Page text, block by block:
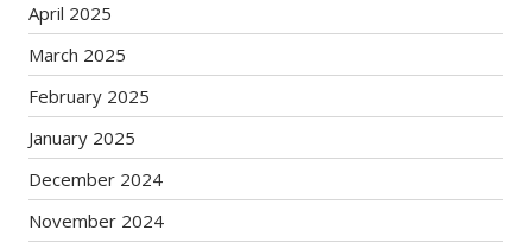
April 2025
March 2025
February 2025
January 2025
December 2024
November 2024